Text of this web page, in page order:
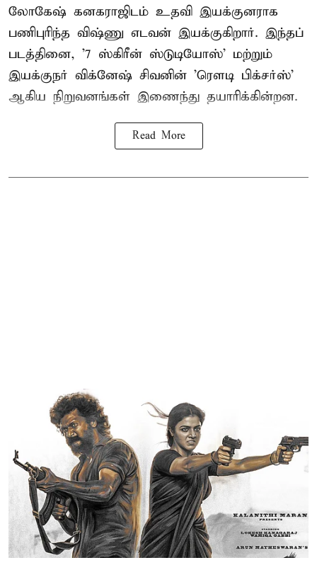
லோகேஷ் கனகராஜிடம் உதவி இயக்குனராக
பணிபுரிந்த விஷ்ணு எடவன் இயக்குகிறார். இந்தப்
படத்தினை, '7 ஸ்கிரீன் ஸ்டுடியோஸ்' மற்றும்
இயக்குநர் விக்னேஷ் சிவனின் 'ரௌடி பிக்சர்ஸ்'
ஆகிய நிறுவனங்கள் இணைந்து தயாரிக்கின்றன.
Read More